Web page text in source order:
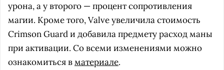
урона, а у второго — процент сопротивления
магии. Кроме того, Valve увеличила стоимость
Crimson Guard и добавила предмету расход маны
при активации. Со всеми изменениями можно
ознакомиться вматериале.